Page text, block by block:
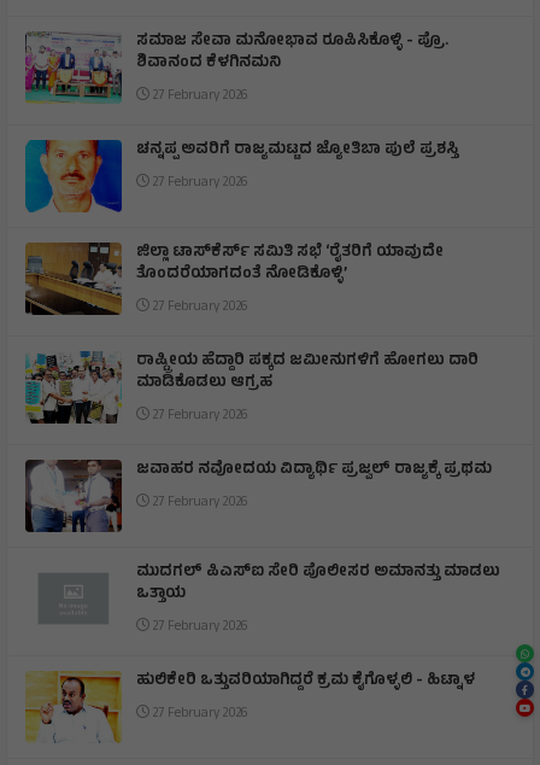
ಸಮಾಜ ಸೇವಾ ಮನೋಭಾವ ರೂಪಿಸಿಕೊಳ್ಳಿ - ಪ್ರೊ.
ಶಿವಾನಂದ ಕೆಳಗಿನಮನಿ
27 February 2026
ಚನ್ನಪ್ಪ ಅವರಿಗೆ ರಾಜ್ಯಮಟ್ಟದ ಜ್ಯೋತಿಬಾ ಪುಲೆ ಪ್ರಶಸ್ತಿ
27 February 2026
ಜಿಲ್ಲಾ ಟಾಸ್‌‌ಕೆರ್ಸ್ ಸಮಿತಿ ಸಭೆ ‘ರೈತರಿಗೆ ಯಾವುದೇ
ತೊಂದರೆಯಾಗದಂತೆ ನೋಡಿಕೊಳ್ಳಿ’
27 February 2026
ರಾಷ್ಟ್ರೀಯ ಹೆದ್ದಾರಿ ಪಕ್ಕದ ಜಮೀನುಗಳಿಗೆ ಹೋಗಲು ದಾರಿ
ಮಾಡಿಕೊಡಲು ಆಗ್ರಹ
27 February 2026
ಜವಾಹರ ನವೋದಯ ವಿದ್ಯಾರ್ಥಿ ಪ್ರಜ್ವಲ್ ರಾಜ್ಯಕ್ಕೆ ಪ್ರಥಮ
27 February 2026
ಮುದಗಲ್ ಪಿಎಸ್‌ಐ ಸೇರಿ ಪೊಲೀಸರ ಅಮಾನತ್ತು ಮಾಡಲು
ಒತ್ತಾಯ
27 February 2026
ಹುಲಿಕೇರಿ ಒತ್ತುವರಿಯಾಗಿದ್ದರೆ ಕ್ರಮ ಕೈಗೊಳ್ಳಲಿ - ಹಿಟ್ನಾಳ
27 February 2026